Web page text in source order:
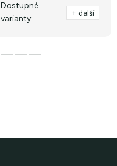
Dostupné
varianty
+ další